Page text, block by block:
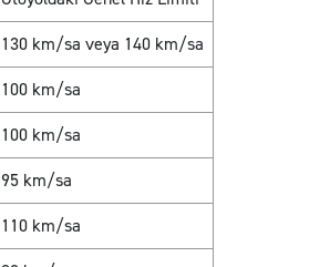
130 km/sa veya 140 km/sa
100 km/sa
100 km/sa
95 km/sa
110 km/sa